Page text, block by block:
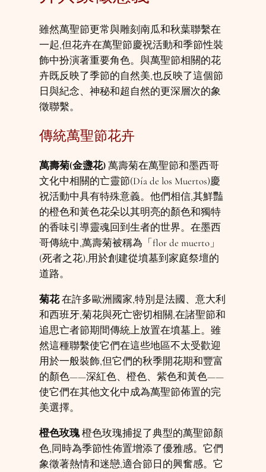
雖然萬聖節更常與雕刻南瓜和秋葉聯繫在
一起,但花卉在萬聖節慶祝活動和季節性裝
飾中扮演著重要角色。與萬聖節相關的花
卉既反映了季節的自然美,也反映了這個節
日與紀念、神秘和超自然的更深層次的象
徵聯繫。
傳統萬聖節花卉
萬壽菊(金盞花)萬壽菊在萬聖節和墨西哥
文化中相關的亡靈節(Día de los Muertos)慶
祝活動中具有特殊意義。他們相信,其鮮豔
的橙色和黃色花朵以其明亮的顏色和獨特
的香味引導靈魂回到生者的世界。在墨西
哥傳統中,萬壽菊被稱為「flor de muerto」
(死者之花),用於創建從墳墓到家庭祭壇的
道路。
菊花在許多歐洲國家,特別是法國、意大利
和西班牙,菊花與死亡密切相關,在諸聖節和
追思亡者節期間傳統上放置在墳墓上。雖
然這種聯繫使它們在這些地區不太受歡迎
用於一般裝飾,但它們的秋季開花期和豐富
的顏色——深紅色、橙色、紫色和黃色——
使它們在其他文化中成為萬聖節佈置的完
美選擇。
橙色玫瑰橙色玫瑰捕捉了典型的萬聖節顏
色,同時為季節性佈置增添了優雅感。它們
象徵著熱情和迷戀,適合節日的興奮感。它